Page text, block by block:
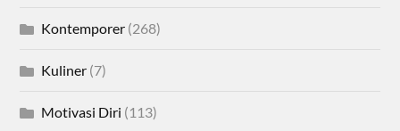
Kontemporer (268)
Kuliner (7)
Motivasi Diri (113)